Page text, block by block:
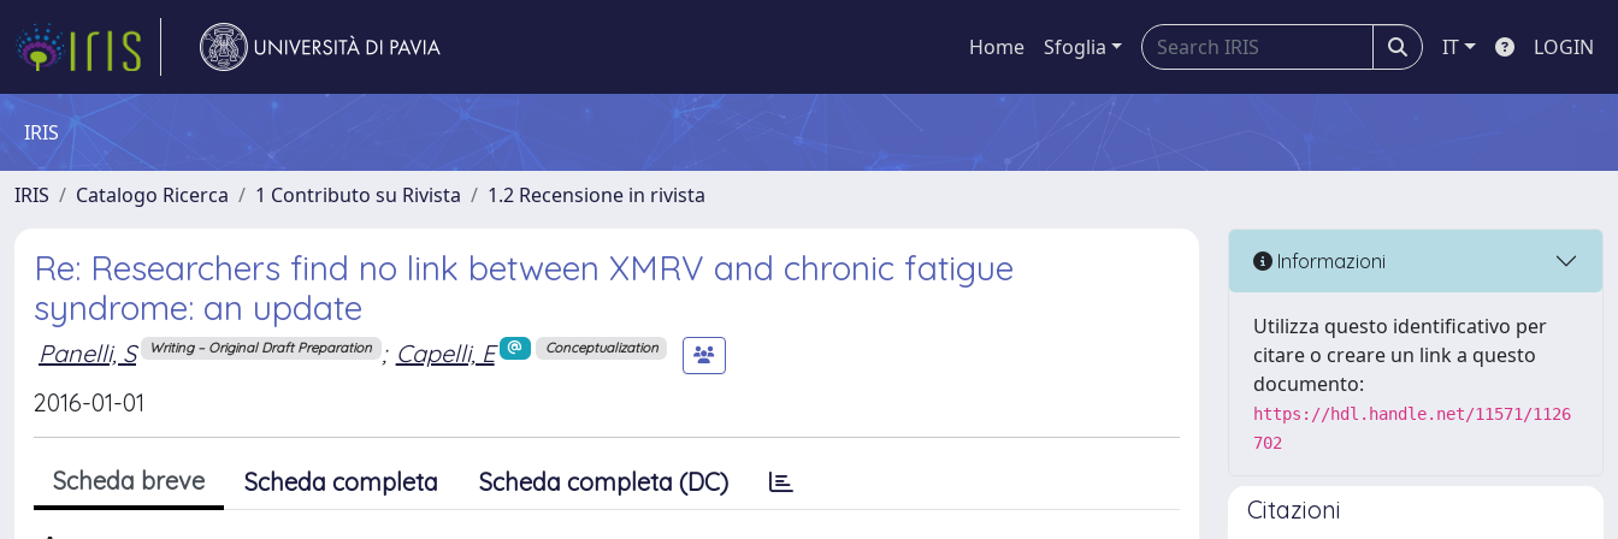
Home Sfoglia IT LOGIN
IRIS
IRIS Catalogo Ricerca 1 Contributo su Rivista 1.2 Recensione in rivista
Re: Researchers find no link between XMRV and chronic fatigue
syndrome: an update
Panelli, S Writing – Original Draft Preparation ; Capelli, E Conceptualization
2016-01-01
Scheda breve Scheda completa Scheda completa (DC)
Informazioni
Utilizza questo identificativo per
citare o creare un link a questo
documento:
https://hdl.handle.net/11571/1126
702
Citazioni